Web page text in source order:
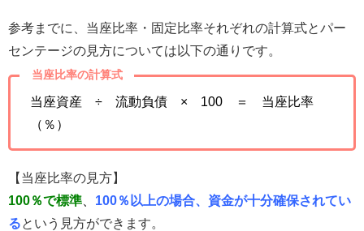
参考までに、当座比率・固定比率それぞれの計算式とパー
センテージの見方については以下の通りです。
当座比率の計算式
当座資産 ÷ 流動負債 × 100 ＝ 当座比率
（％）
【当座比率の見方】
100％で標準
100％以上の場合、資金が十分確保されてい
るという見方ができます。